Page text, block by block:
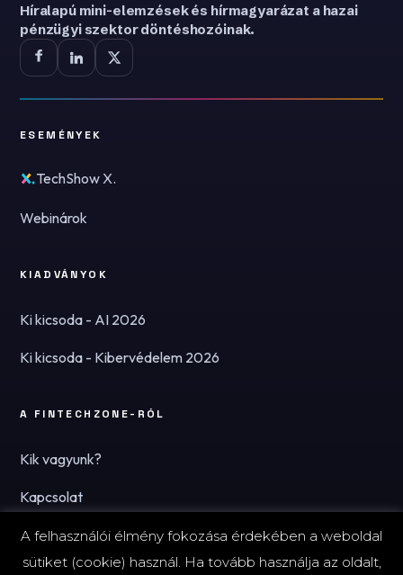
Híralapú mini-elemzések és hírmagyarázat a hazai
pénzügyi szektor döntéshozóinak.
ESEMÉNYEK
TechShow X.
Webinárok
KIADVÁNYOK
Ki kicsoda - AI 2026
Ki kicsoda - Kibervédelem 2026
A FINTECHZONE-RÓL
Kik vagyunk?
Kapcsolat
Hírlevél
A felhasználói élmény fokozása érdekében a weboldal
sütiket (cookie) használ. Ha tovább használja az oldalt,